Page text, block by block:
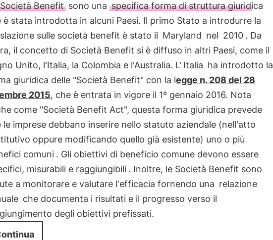
Società Benefitsono una specifica forma di struttura giuridica
è stata introdotta in alcuni Paesi. Il primo Stato a introdurre la
sulle società benefit è stato il Maryland nel 2010 . Da
il concetto di Società Benefit si è diffuso in altri Paesi, come il
Unito, l'Italia, la Colombia e l'Australia. L' Italia ha introdotto la
giuridica delle "Società Benefit" con la legge n. 208 del 28
2015, che è entrata in vigore il 1º gennaio 2016. Nota
come "Società Benefit Act", questa forma giuridica prevede
le imprese debbano inserire nello statuto aziendale (nell'atto
oppure modificando quello già esistente) uno o più
comuni . Gli obiettivi di beneficio comune devono essere
misurabili e raggiungibili . Inoltre, le Società Benefit sono
a monitorare e valutare l'efficacia fornendo una relazione
che documenta i risultati e il progresso verso il
degli obiettivi prefissati.